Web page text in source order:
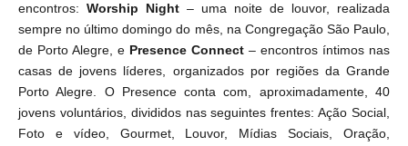
encontros: Worship Night – uma noite de louvor, realizada
sempre no último domingo do mês, na Congregação São Paulo,
de Porto Alegre, e Presence Connect – encontros íntimos nas
casas de jovens líderes, organizados por regiões da Grande
Porto Alegre. O Presence conta com, aproximadamente, 40
jovens voluntários, divididos nas seguintes frentes: Ação Social,
Foto e vídeo, Gourmet, Louvor, Mídias Sociais, Oração,